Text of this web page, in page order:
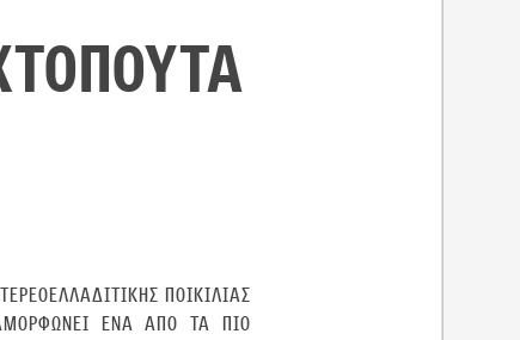
ΠΟΙΚΙΛΊΑΣ
ΈΝΑ ΑΠΌ ΤΑ ΠΙΟ